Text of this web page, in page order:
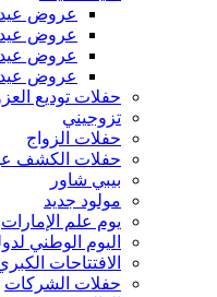
عروض عيد
عروض عيد
عروض عيد
عروض عيد
حفلات توديع
تزوجيني
حفلات الزواج
حفلات الكشف
بيبي شاور
مولود جديد
يوم علم الإمارات
اليوم الوطني
الافتتاحات
حفلات الشركات